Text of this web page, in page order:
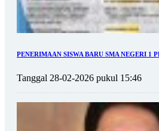
PENERIMAAN SISWA BARU SMA NEGERI 1
Tanggal 28-02-2026 pukul 15:46